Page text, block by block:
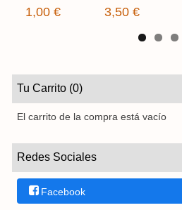
Tu Carrito (0)
El carrito de la compra está vacío
Redes Sociales
Facebook
1,00 € 3,50 €